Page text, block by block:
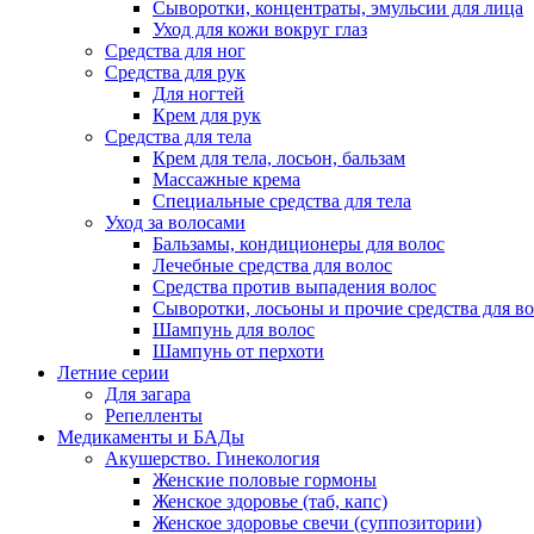
Сыворотки, концентраты, эмульсии для лица
Уход для кожи вокруг глаз
Средства для ног
Средства для рук
Для ногтей
Крем для рук
Средства для тела
Крем для тела, лосьон, бальзам
Массажные крема
Специальные средства для тела
Уход за волосами
Бальзамы, кондиционеры для волос
Лечебные средства для волос
Средства против выпадения волос
Сыворотки, лосьоны и прочие средства для
Шампунь для волос
Шампунь от перхоти
Летние серии
Для загара
Репелленты
Медикаменты и БАДы
Акушерство. Гинекология
Женские половые гормоны
Женское здоровье (таб, капс)
Женское здоровье свечи (суппозитории)